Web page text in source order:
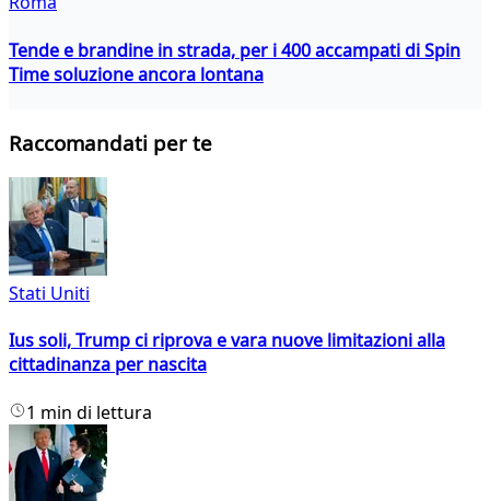
Tende e brandine in strada, per i 400 accampati di Spin
Time soluzione ancora lontana
Raccomandati per te
Stati Uniti
Ius soli, Trump ci riprova e vara nuove limitazioni alla
cittadinanza per nascita
1 min di lettura